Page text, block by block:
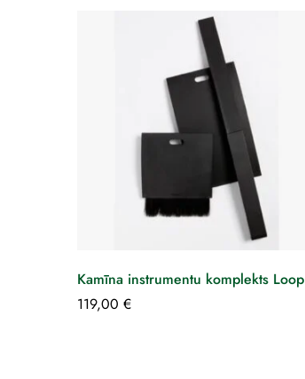
Kamīna instrumentu komplekts Loop
119,00 €